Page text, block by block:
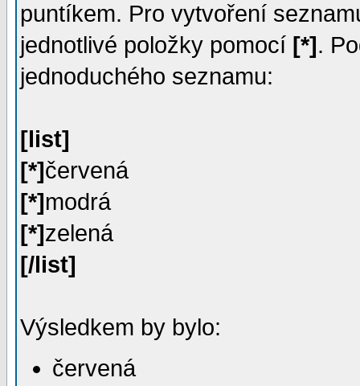
puntíkem. Pro vytvoření
jednotlivé položky pomocí [*].
jednoduchého seznamu:
[list]
[*]červená
[*]modrá
[*]zelená
[/list]
Výsledkem by bylo:
červená